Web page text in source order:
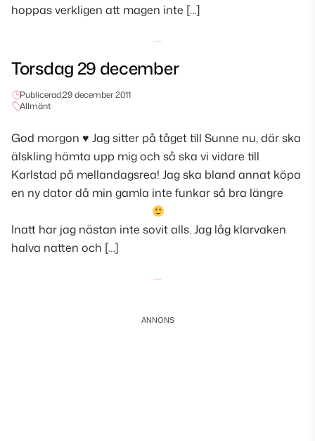
hoppas verkligen att magen inte […]
Torsdag 29 december
Publicerad,29 december 2011
Allmänt
God morgon ♥ Jag sitter på tåget till Sunne nu, där ska
älskling hämta upp mig och så ska vi vidare till
Karlstad på mellandagsrea! Jag ska bland annat köpa
en ny dator då min gamla inte funkar så bra längre
Inatt har jag nästan inte sovit alls. Jag låg klarvaken
halva natten och […]